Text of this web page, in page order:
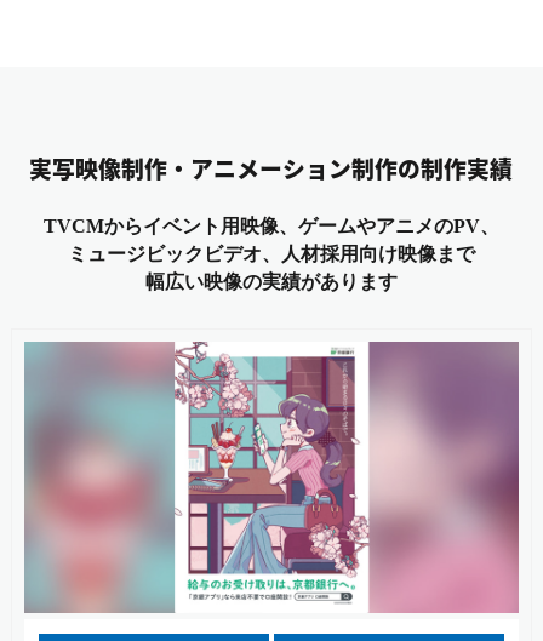
実写映像制作・アニメーション制作の制作実績
TVCMからイベント用映像、ゲームやアニメのPV、
ミュージビックビデオ、人材採用向け映像まで
幅広い映像の実績があります